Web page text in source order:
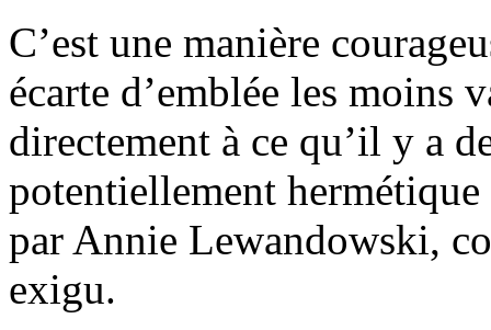
C’est une manière
écarte d’emblée les moins
directement à ce qu’il y a
potentiellement
par Annie Lewandowski,
exigu.